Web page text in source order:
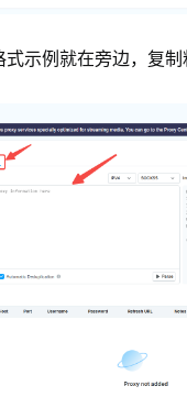
式示例就在旁边，复制